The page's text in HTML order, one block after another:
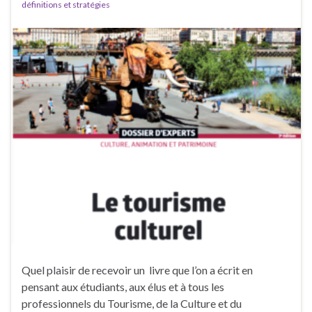
définitions et stratégies
Quel plaisir de recevoir un livre que l’on a écrit en
pensant aux étudiants, aux élus et à tous les
professionnels du Tourisme, de la Culture et du